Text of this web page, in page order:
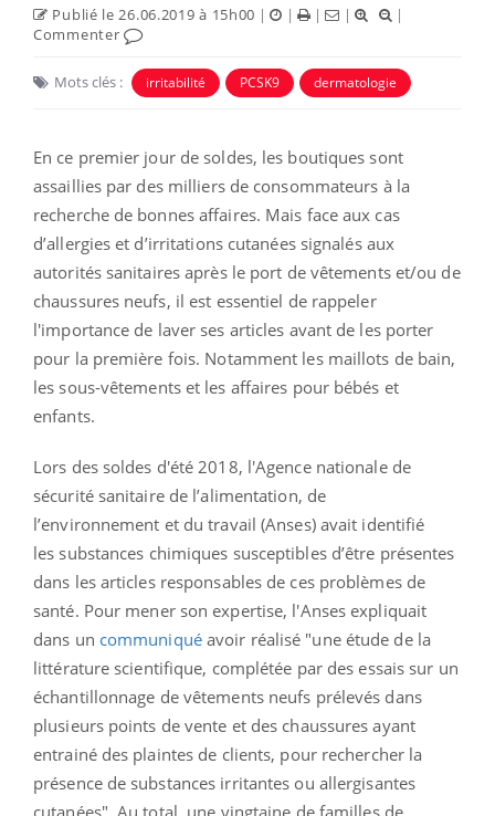
Publié le 26.06.2019 à 15h00 | | | |
|
Commenter
Mots clés : irritabilité PCSK9 dermatologie
En ce premier jour de soldes, les boutiques sont
assaillies par des milliers de consommateurs à la
recherche de bonnes affaires. Mais face aux cas
d’allergies et d’irritations cutanées signalés aux
autorités sanitaires après le port de vêtements et/ou de
chaussures neufs, il est essentiel de rappeler
l'importance de laver ses articles avant de les porter
pour la première fois. Notamment les maillots de bain,
les sous-vêtements et les affaires pour bébés et
enfants.
Lors des soldes d'été 2018, l'Agence nationale de
sécurité sanitaire de l’alimentation, de
l’environnement et du travail (Anses) avait identifié
les substances chimiques susceptibles d’être présentes
dans les articles responsables de ces problèmes de
santé. Pour mener son expertise, l'Anses expliquait
dans un communiquéavoir réalisé "une étude de la
littérature scientifique, complétée par des essais sur un
échantillonnage de vêtements neufs prélevés dans
plusieurs points de vente et des chaussures ayant
entrainé des plaintes de clients, pour rechercher la
présence de substances irritantes ou allergisantes